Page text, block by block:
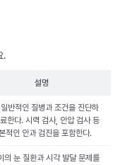
.
설명
반적인 질병과 조건을 진단하
한다. 시력 검사, 안압 검사 등
적인 안과 검진을 포함한다.
의 눈 질환과 시각 발달 문제를